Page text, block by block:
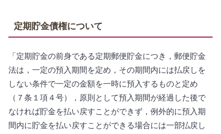
定期貯金債権について
「定期貯金の前身である定期郵便貯金につき，郵便貯金
法は，一定の預入期間を定め，その期間内には払戻しを
しない条件で一定の金額を一時に預入するものと定め
（７条１項４号），原則として預入期間が経過した後で
なければ貯金を払い戻すことができず，例外的に預入期
間内に貯金を払い戻すことができる場合には一部払戻し